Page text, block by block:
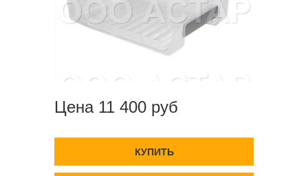
Цена 11 400 руб
КУПИТЬ